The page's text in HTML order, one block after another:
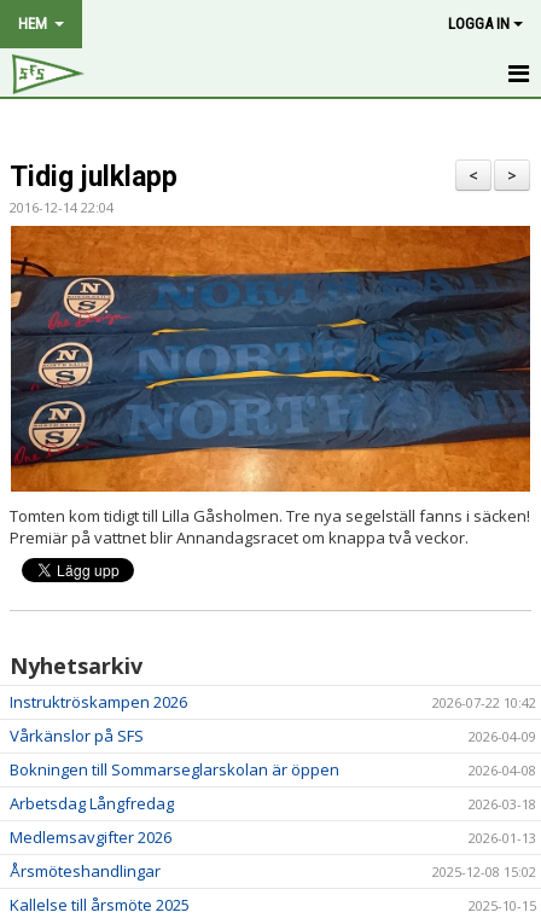
HEM LOGGA IN
NYHETER
OM KLUBBEN
MEDLEMSKAP
HISTORIA
STYRELSE
KALENDER
BILDGALLERI
DOKUMENT
FJORDVINDEN
KLUBBHUS
SPONSORER
>
<
Tidig julklapp
2016-12-14 22:04
Tomten kom tidigt till Lilla Gåsholmen. Tre nya segelställ fanns i säcken!
Premiär på vattnet blir Annandagsracet om knappa två veckor.
Nyhetsarkiv
Instruktröskampen 2026 2026-07-22 10:42
Vårkänslor på SFS 2026-04-09
Bokningen till Sommarseglarskolan är öppen 2026-04-08
Arbetsdag Långfredag 2026-03-18
Medlemsavgifter 2026 2026-01-13
Årsmöteshandlingar 2025-12-08 15:02
Kallelse till årsmöte 2025 2025-10-15